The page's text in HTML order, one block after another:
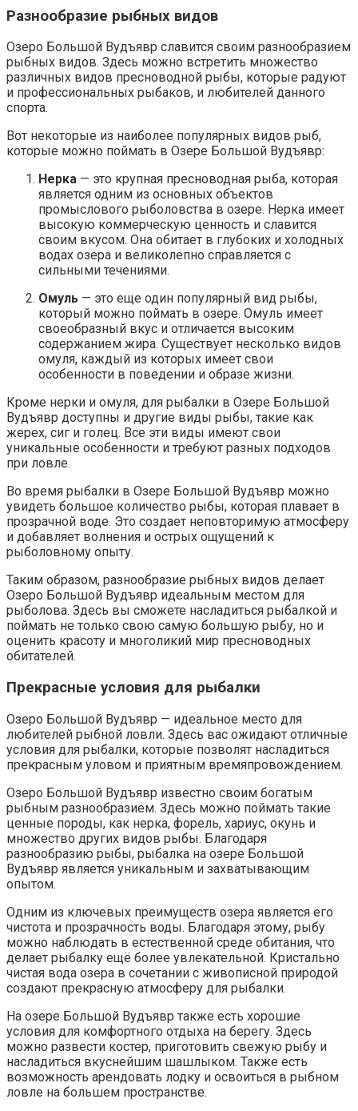
Разнообразие рыбных видов
Озеро Большой Вудъявр славится своим разнообразием
рыбных видов. Здесь можно встретить множество
различных видов пресноводной рыбы, которые радуют
и профессиональных рыбаков, и любителей данного
спорта.
Вот некоторые из наиболее популярных видов рыб,
которые можно поймать в Озере Большой Вудъявр:
Нерка — это крупная пресноводная рыба, которая
является одним из основных объектов
промыслового рыболовства в озере. Нерка имеет
высокую коммерческую ценность и славится
своим вкусом. Она обитает в глубоких и холодных
водах озера и великолепно справляется с
сильными течениями.
Омуль — это еще один популярный вид рыбы,
который можно поймать в озере. Омуль имеет
своеобразный вкус и отличается высоким
содержанием жира. Существует несколько видов
омуля, каждый из которых имеет свои
особенности в поведении и образе жизни.
Кроме нерки и омуля, для рыбалки в Озере Большой
Вудъявр доступны и другие виды рыбы, такие как
жерех, сиг и голец. Все эти виды имеют свои
уникальные особенности и требуют разных подходов
при ловле.
Во время рыбалки в Озере Большой Вудъявр можно
увидеть большое количество рыбы, которая плавает в
прозрачной воде. Это создает неповторимую атмосферу
и добавляет волнения и острых ощущений к
рыболовному опыту.
Таким образом, разнообразие рыбных видов делает
Озеро Большой Вудъявр идеальным местом для
рыболова. Здесь вы сможете насладиться рыбалкой и
поймать не только свою самую большую рыбу, но и
оценить красоту и многоликий мир пресноводных
обитателей.
Прекрасные условия для рыбалки
Озеро Большой Вудъявр — идеальное место для
любителей рыбной ловли. Здесь вас ожидают отличные
условия для рыбалки, которые позволят насладиться
прекрасным уловом и приятным времяпровождением.
Озеро Большой Вудъявр известно своим богатым
рыбным разнообразием. Здесь можно поймать такие
ценные породы, как нерка, форель, хариус, окунь и
множество других видов рыбы. Благодаря
разнообразию рыбы, рыбалка на озере Большой
Вудъявр является уникальным и захватывающим
опытом.
Одним из ключевых преимуществ озера является его
чистота и прозрачность воды. Благодаря этому, рыбу
можно наблюдать в естественной среде обитания, что
делает рыбалку ещё более увлекательной. Кристально
чистая вода озера в сочетании с живописной природой
создают прекрасную атмосферу для рыбалки.
На озере Большой Вудъявр также есть хорошие
условия для комфортного отдыха на берегу. Здесь
можно развести костер, приготовить свежую рыбу и
насладиться вкуснейшим шашлыком. Также есть
возможность арендовать лодку и освоиться в рыбном
ловле на большем пространстве.